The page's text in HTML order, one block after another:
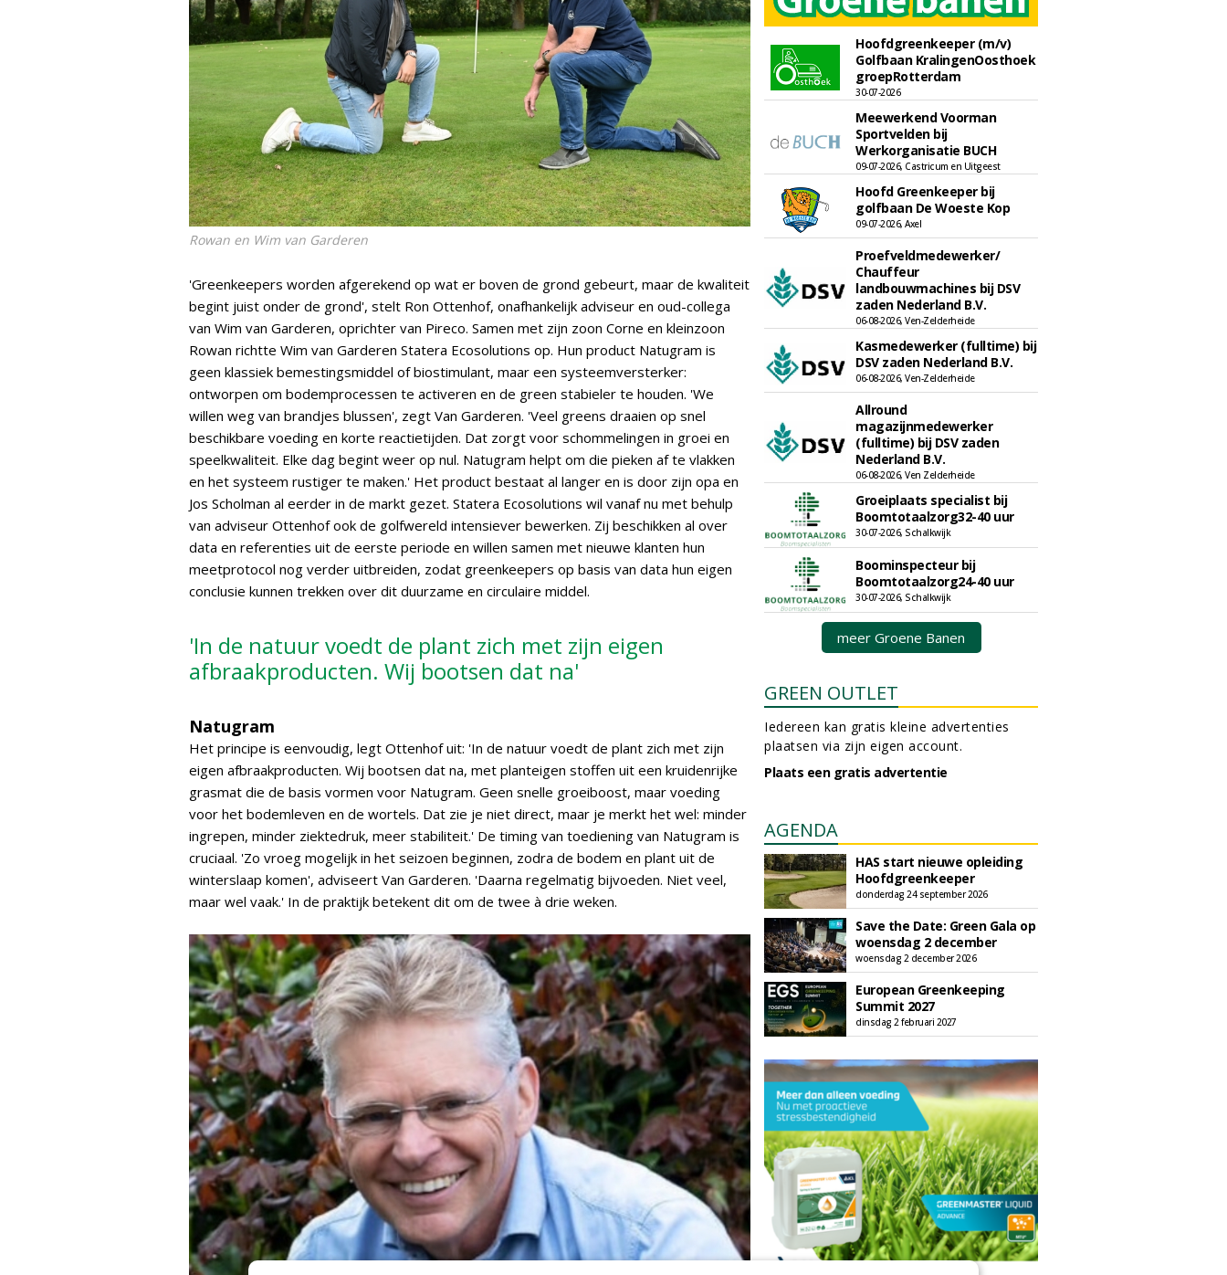
Rowan en Wim van Garderen
'Greenkeepers worden afgerekend op wat er boven de grond gebeurt, maar de kwaliteit
begint juist onder de grond', stelt Ron Ottenhof, onafhankelijk adviseur en oud-collega
van Wim van Garderen, oprichter van Pireco. Samen met zijn zoon Corne en kleinzoon
Rowan richtte Wim van Garderen Statera Ecosolutions op. Hun product Natugram is
geen klassiek bemestingsmiddel of biostimulant, maar een systeemversterker:
ontworpen om bodemprocessen te activeren en de green stabieler te houden. 'We
willen weg van brandjes blussen', zegt Van Garderen. 'Veel greens draaien op snel
beschikbare voeding en korte reactietijden. Dat zorgt voor schommelingen in groei en
speelkwaliteit. Elke dag begint weer op nul. Natugram helpt om die pieken af te vlakken
en het systeem rustiger te maken.' Het product bestaat al langer en is door zijn opa en
Jos Scholman al eerder in de markt gezet. Statera Ecosolutions wil vanaf nu met behulp
van adviseur Ottenhof ook de golfwereld intensiever bewerken. Zij beschikken al over
data en referenties uit de eerste periode en willen samen met nieuwe klanten hun
meetprotocol nog verder uitbreiden, zodat greenkeepers op basis van data hun eigen
conclusie kunnen trekken over dit duurzame en circulaire middel.
'In de natuur voedt de plant zich met zijn eigen
afbraakproducten. Wij bootsen dat na'
Natugram
Het principe is eenvoudig, legt Ottenhof uit: 'In de natuur voedt de plant zich met zijn
eigen afbraakproducten. Wij bootsen dat na, met planteigen stoffen uit een kruidenrijke
grasmat die de basis vormen voor Natugram. Geen snelle groeiboost, maar voeding
voor het bodemleven en de wortels. Dat zie je niet direct, maar je merkt het wel: minder
ingrepen, minder ziektedruk, meer stabiliteit.' De timing van toediening van Natugram is
cruciaal. 'Zo vroeg mogelijk in het seizoen beginnen, zodra de bodem en plant uit de
winterslaap komen', adviseert Van Garderen. 'Daarna regelmatig bijvoeden. Niet veel,
maar wel vaak.' In de praktijk betekent dit om de twee à drie weken.
Hoofdgreenkeeper (m/v)
Golfbaan KralingenOosthoek
groepRotterdam
30-07-2026
Meewerkend Voorman
Sportvelden bij
Werkorganisatie BUCH
09-07-2026, Castricum en Uitgeest
Hoofd Greenkeeper bij
golfbaan De Woeste Kop
09-07-2026, Axel
Proefveldmedewerker/
Chauffeur
landbouwmachines bij DSV
zaden Nederland B.V.
06-08-2026, Ven-Zelderheide
Kasmedewerker (fulltime) bij
DSV zaden Nederland B.V.
06-08-2026, Ven-Zelderheide
Allround
magazijnmedewerker
(fulltime) bij DSV zaden
Nederland B.V.
06-08-2026, Ven Zelderheide
Groeiplaats specialist bij
Boomtotaalzorg32-40 uur
30-07-2026, Schalkwijk
Boominspecteur bij
Boomtotaalzorg24-40 uur
30-07-2026, Schalkwijk
meer Groene Banen
GREEN OUTLET
Iedereen kan gratis kleine advertenties
plaatsen via zijn eigen account.
Plaats een gratis advertentie
AGENDA
HAS start nieuwe opleiding
Hoofdgreenkeeper
donderdag 24 september 2026
Save the Date: Green Gala op
woensdag 2 december
woensdag 2 december 2026
European Greenkeeping
Summit 2027
dinsdag 2 februari 2027